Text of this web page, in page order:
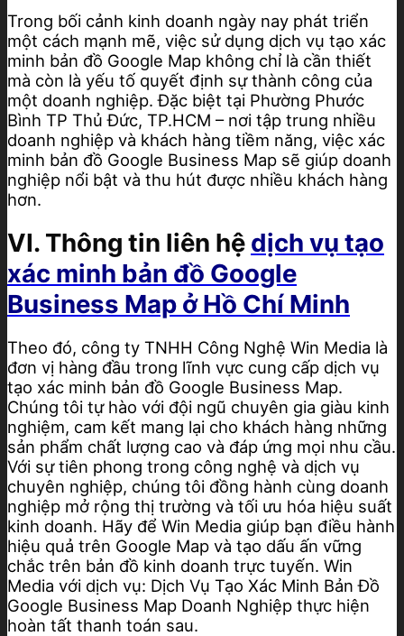
Trong bối cảnh kinh doanh ngày nay phát triển
một cách mạnh mẽ, việc sử dụng dịch vụ tạo xác
minh bản đồ Google Map không chỉ là cần thiết
mà còn là yếu tố quyết định sự thành công của
một doanh nghiệp. Đặc biệt tại Phường Phước
Bình TP Thủ Đức, TP.HCM – nơi tập trung nhiều
doanh nghiệp và khách hàng tiềm năng, việc xác
minh bản đồ Google Business Map sẽ giúp doanh
nghiệp nổi bật và thu hút được nhiều khách hàng
hơn.
VI. Thông tin liên hệ dịch vụ tạo
xác minh bản đồ Google
Business Map ở Hồ Chí Minh
Theo đó, công ty TNHH Công Nghệ Win Media là
đơn vị hàng đầu trong lĩnh vực cung cấp dịch vụ
tạo xác minh bản đồ Google Business Map.
Chúng tôi tự hào với đội ngũ chuyên gia giàu kinh
nghiệm, cam kết mang lại cho khách hàng những
sản phẩm chất lượng cao và đáp ứng mọi nhu cầu.
Với sự tiên phong trong công nghệ và dịch vụ
chuyên nghiệp, chúng tôi đồng hành cùng doanh
nghiệp mở rộng thị trường và tối ưu hóa hiệu suất
kinh doanh. Hãy để Win Media giúp bạn điều hành
hiệu quả trên Google Map và tạo dấu ấn vững
chắc trên bản đồ kinh doanh trực tuyến. Win
Media với dịch vụ: Dịch Vụ Tạo Xác Minh Bản Đồ
Google Business Map Doanh Nghiệp thực hiện
hoàn tất thanh toán sau.